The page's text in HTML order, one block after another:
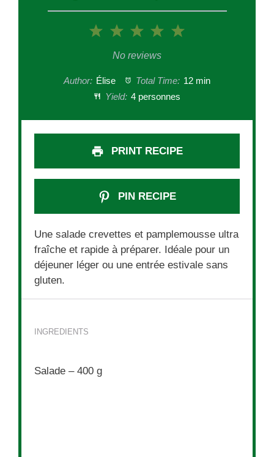
5
4
3
Stars
2
Stars
1
Star
No reviews
Author: Élise Total Time: 12 min
Yield: 4 personnes
PRINT RECIPE
PIN RECIPE
Une salade crevettes et pamplemousse ultra
fraîche et rapide à préparer. Idéale pour un
déjeuner léger ou une entrée estivale sans
gluten.
INGREDIENTS
Salade – 400 g